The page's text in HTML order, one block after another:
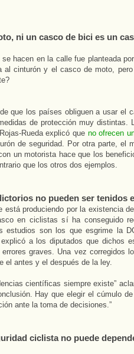
ni un casco de bici es un
se hacen en la calle fue planteada
al cinturón y el casco de moto,
que los países obliguen a usar el
de protección muy distintas.
Rueda explicó que no ofrecen
de seguridad. Por otra parte, el
un motorista hace que los
que los otros dos ejemplos.
no pueden ser tenidos
está produciendo por la existencia
en ciclistas sí ha conseguido
estudios son los que esgrime la
a los diputados que dichos
graves. Una vez corregidos
el antes y el después de la ley.
científicas siempre existe”
Hay que elegir el cúmulo
ante la toma de decisiones.”
ciclista no puede